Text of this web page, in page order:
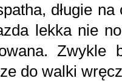
długie
lekka nie
Zwykle
do walki